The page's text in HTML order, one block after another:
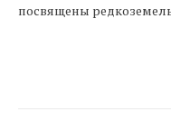
посвящены